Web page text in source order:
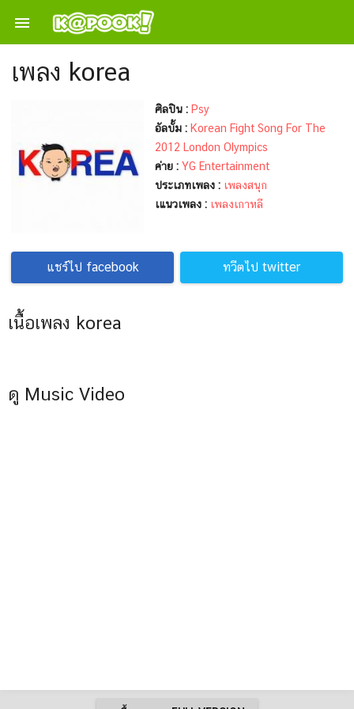

เพลง korea
ศิลปิน : Psy
อัลบั้ม : Korean Fight Song For The
2012 London Olympics
ค่าย : YG Entertainment
ประเภทเพลง : เพลงสนุก
เแนวเพลง : เพลงเกาหลี
แชร์ไป facebook ทวีตไป twitter
เนื้อเพลง korea
ดู Music Video